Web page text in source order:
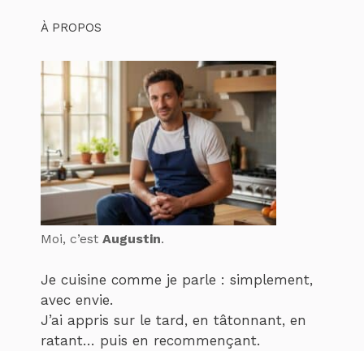
À PROPOS
Moi, c’est Augustin.
Je cuisine comme je parle : simplement,
avec envie.
J’ai appris sur le tard, en tâtonnant, en
ratant… puis en recommençant.